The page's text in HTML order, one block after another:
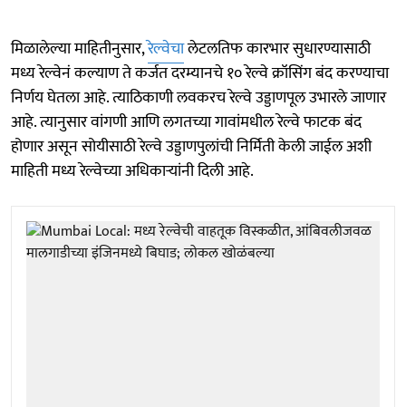
मिळालेल्या माहितीनुसार,रेल्वेचालेटलतिफ कारभार सुधारण्यासाठी
मध्य रेल्वेनं कल्याण ते कर्जत दरम्यानचे १० रेल्वे क्रॉसिंग बंद करण्याचा
निर्णय घेतला आहे. त्याठिकाणी लवकरच रेल्वे उड्डाणपूल उभारले जाणार
आहे. त्यानुसार वांगणी आणि लगतच्या गावांमधील रेल्वे फाटक बंद
होणार असून सोयीसाठी रेल्वे उड्डाणपुलांची निर्मिती केली जाईल अशी
माहिती मध्य रेल्वेच्या अधिकाऱ्यांनी दिली आहे.